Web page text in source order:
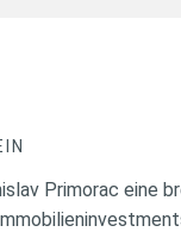
Primorac eine